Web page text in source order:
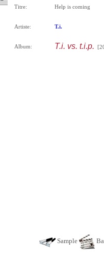
Titre: Help is coming
Artiste: T.i.
Album: T.i. vs. t.i.p.
Sample